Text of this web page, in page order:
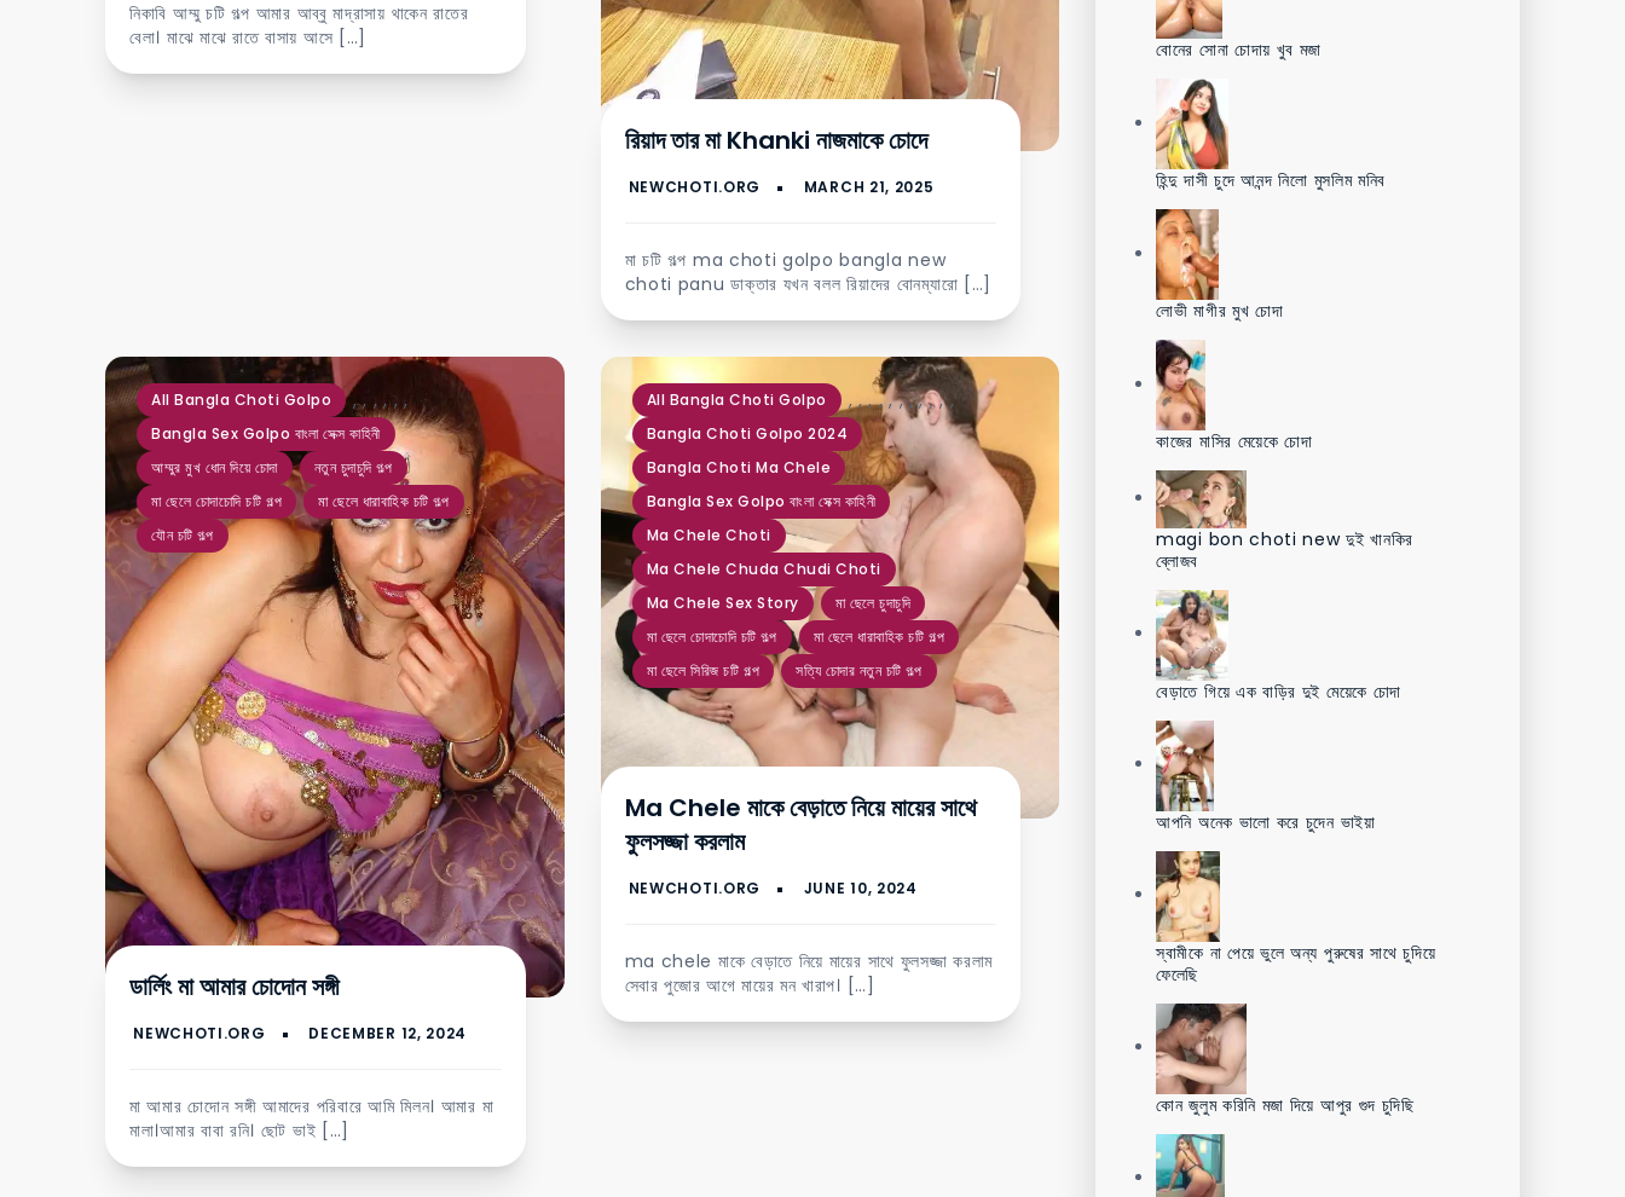
নিকাবি আম্মু চটি গল্প আমার আব্বু মাদ্রাসায় থাকেন রাতের
বেলা। মাঝে মাঝে রাতে বাসায় আসে […]
রিয়াদ তার মা Khanki নাজমাকে চোদে
মা চটি গল্প ma choti golpo bangla new
choti panu ডাক্তার যখন বলল রিয়াদের বোনম্যারো […]
All Bangla Choti Golpo ,
Bangla Sex Golpo বাংলা সেক্স কাহিনী
,
আম্মুর মুখ ধোন দিয়ে চোদা
,
নতুন চুদাচুদি গল্প
,
মা ছেলে চোদাচোদি চটি গল্প
,
মা ছেলে ধারাবাহিক চটি গল্প
,
যৌন চটি গল্প
ডার্লিং মা আমার চোদোন সঙ্গী
মা আমার চোদোন সঙ্গী আমাদের পরিবারে আমি মিলন। আমার মা
মালা।আমার বাবা রনি। ছোট ভাই […]
All Bangla Choti Golpo ,
Bangla Choti Golpo 2024
,
Bangla Choti Ma Chele
,
Bangla Sex Golpo বাংলা সেক্স কাহিনী
,
Ma Chele Choti
,
Ma Chele Chuda Chudi Choti
,
Ma Chele Sex Story
,
মা ছেলে চুদাচুদি
,
মা ছেলে চোদাচোদি চটি গল্প
,
মা ছেলে ধারাবাহিক চটি গল্প
,
মা ছেলে সিরিজ চটি গল্প
,
সত্যি চোদার নতুন চটি গল্প
Ma Chele মাকে বেড়াতে নিয়ে মায়ের সাথে
ফুলসজ্জা করলাম
ma chele মাকে বেড়াতে নিয়ে মায়ের সাথে ফুলসজ্জা করলাম
সেবার পুজোর আগে মায়ের মন খারাপ। […]
বোনের সোনা চোদায় খুব মজা
হিন্দু দাসী চুদে আনন্দ নিলো মুসলিম মনিব
লোভী মাগীর মুখ চোদা
কাজের মাসির মেয়েকে চোদা
magi bon choti new দুই খানকির
ব্লোজব
বেড়াতে গিয়ে এক বাড়ির দুই মেয়েকে চোদা
আপনি অনেক ভালো করে চুদেন ভাইয়া
স্বামীকে না পেয়ে ভুলে অন্য পুরুষের সাথে চুদিয়ে
ফেলেছি
কোন জুলুম করিনি মজা দিয়ে আপুর গুদ চুদিছি